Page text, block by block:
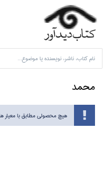
محمد
هیچ محصولی مطابق با معیار